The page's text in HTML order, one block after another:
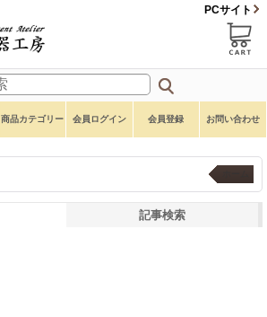
PCサイト
商品カテゴリー 会員ログイン 会員登録 お問い合わせ
記事検索